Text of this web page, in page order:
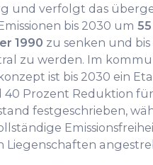
und verfolgt das
bis 2030 um
1990 zu senken und bis
zu werden. Im
ist bis 2030 ein
40 Prozent Reduktion
festgeschrieben,
Liegenschaften